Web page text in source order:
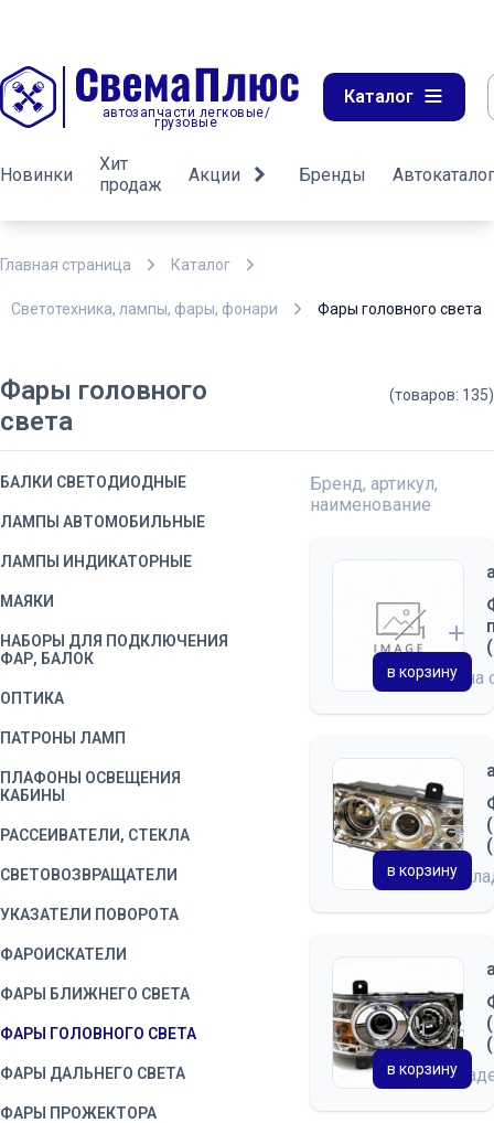
автозапчасти легковые/
грузовые
Каталог
Новинки
Хит
продаж
Акции Бренды Автокаталог
Главная страница Каталог
Светотехника, лампы, фары, фонари Фары головного света
Фары головного
света
(товаров: 135)
БАЛКИ СВЕТОДИОДНЫЕ
ЛАМПЫ АВТОМОБИЛЬНЫЕ
ЛАМПЫ ИНДИКАТОРНЫЕ
МАЯКИ
НАБОРЫ ДЛЯ ПОДКЛЮЧЕНИЯ
ФАР, БАЛОК
ОПТИКА
ПАТРОНЫ ЛАМП
ПЛАФОНЫ ОСВЕЩЕНИЯ
КАБИНЫ
РАССЕИВАТЕЛИ, СТЕКЛА
СВЕТОВОЗВРАЩАТЕЛИ
УКАЗАТЕЛИ ПОВОРОТА
ФАРОИСКАТЕЛИ
ФАРЫ БЛИЖНЕГО СВЕТА
ФАРЫ ГОЛОВНОГО СВЕТА
ФАРЫ ДАЛЬНЕГО СВЕТА
ФАРЫ ПРОЖЕКТОРА
Бренд, артикул,
наименование
в корзину
на
в корзину
на
в корзину